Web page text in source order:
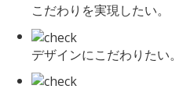
こだわりを実現したい。
デザインにこだわりたい。